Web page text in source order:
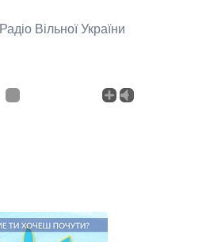
Радіо Вільної України